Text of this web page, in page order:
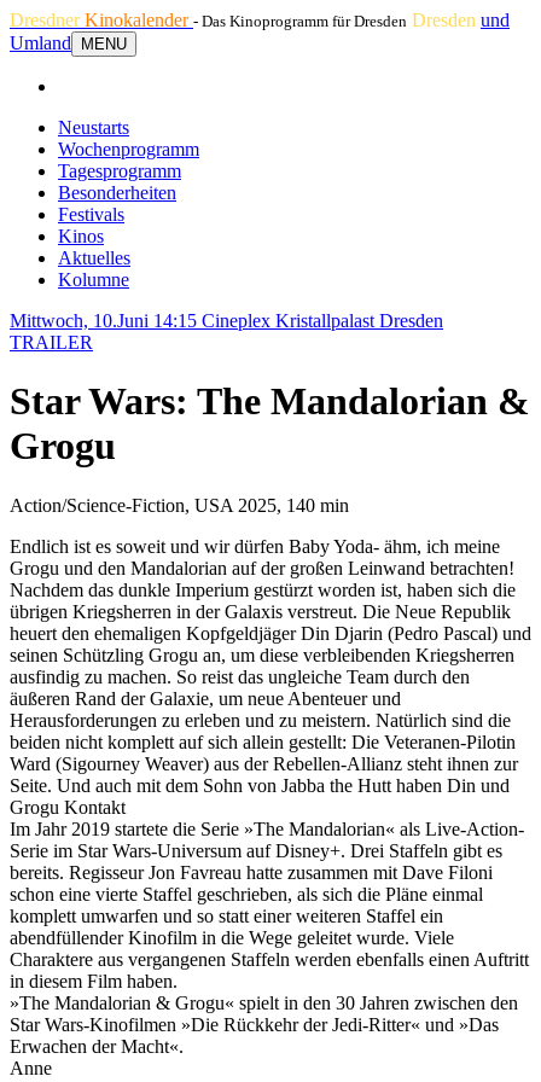
DresdnerKinokalender - Das Kinoprogramm für Dresden Dresden und
Umland
MENU
Neustarts
Wochenprogramm
Tagesprogramm
Besonderheiten
Festivals
Kinos
Aktuelles
Kolumne
Mittwoch, 10.Juni 14:15 Cineplex Kristallpalast Dresden
TRAILER
Star Wars: The Mandalorian &
Grogu
Action/Science-Fiction, USA 2025, 140 min
Endlich ist es soweit und wir dürfen Baby Yoda- ähm, ich meine
Grogu und den Mandalorian auf der großen Leinwand betrachten!
Nachdem das dunkle Imperium gestürzt worden ist, haben sich die
übrigen Kriegsherren in der Galaxis verstreut. Die Neue Republik
heuert den ehemaligen Kopfgeldjäger Din Djarin (Pedro Pascal) und
seinen Schützling Grogu an, um diese verbleibenden Kriegsherren
ausfindig zu machen. So reist das ungleiche Team durch den
äußeren Rand der Galaxie, um neue Abenteuer und
Herausforderungen zu erleben und zu meistern. Natürlich sind die
beiden nicht komplett auf sich allein gestellt: Die Veteranen-Pilotin
Ward (Sigourney Weaver) aus der Rebellen-Allianz steht ihnen zur
Seite. Und auch mit dem Sohn von Jabba the Hutt haben Din und
Grogu Kontakt
Im Jahr 2019 startete die Serie »The Mandalorian« als Live-Action-
Serie im Star Wars-Universum auf Disney+. Drei Staffeln gibt es
bereits. Regisseur Jon Favreau hatte zusammen mit Dave Filoni
schon eine vierte Staffel geschrieben, als sich die Pläne einmal
komplett umwarfen und so statt einer weiteren Staffel ein
abendfüllender Kinofilm in die Wege geleitet wurde. Viele
Charaktere aus vergangenen Staffeln werden ebenfalls einen Auftritt
in diesem Film haben.
»The Mandalorian & Grogu« spielt in den 30 Jahren zwischen den
Star Wars-Kinofilmen »Die Rückkehr der Jedi-Ritter« und »Das
Erwachen der Macht«.
Anne